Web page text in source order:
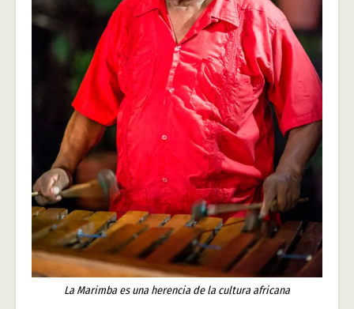
La Marimba es una herencia de la cultura africana